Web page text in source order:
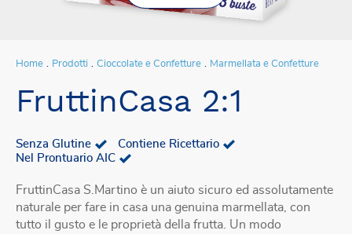
Home Prodotti Cioccolate e Confetture Marmellata e Confetture
FruttinCasa 2:1
Senza Glutine
Contiene Ricettario
Nel Prontuario AIC
FruttinCasa S.Martino è un aiuto sicuro ed assolutamente
naturale per fare in casa una genuina marmellata, con
tutto il gusto e le proprietà della frutta. Un modo